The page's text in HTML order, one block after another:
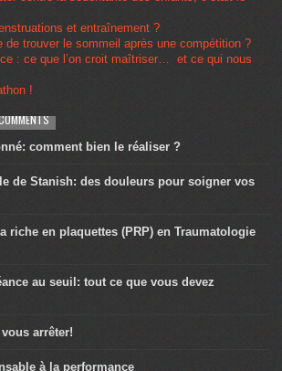
et entraînement ?
de trouver le sommeil après une compétition ?
: ce que l’on croit maîtriser… et ce qui nous
!
comment bien le réaliser ?
de Stanish: des douleurs pour soigner vos
riche en plaquettes (PRP) en Traumatologie
au seuil: tout ce que vous devez
arrêter!
à la performance